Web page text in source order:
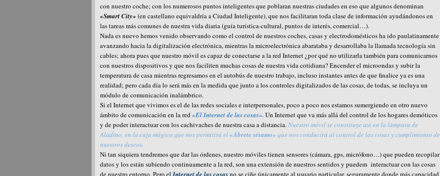
con nuestro coche; con los numerosos puntos inteligentes que poblaran nuestras ciudades en eso que algunos denominan
«Smart City» (en castellano equivaldría a Ciudad Inteligente), que nos facilitaran toda clase de información ayudándonos en
las tareas más comunes de nuestra vida diaria (guía turística-cultural, puntos de interés, comercial…).
Nada es nuevo hemos venido observando como el control de nuestros coches, casas y electrodomésticos ha ido paulatinamente
avanzando hacia la digitalización electrónica, mientras la microelectrónica abarataba y desarrollaba la llamada tecnología sin
cables; ahora pues que nuestro móvil es capaz de conectarse a la red Internet ¿por qué no utilizarla también para comunicarnos
con nuestros dispositivos y que nos faciliten muchas cosas de nuestra vida cotidiana? Encender el microondas y subir la
temperatura de casa mientras regresamos en el autobús de nuestro trabajo, incluso instantes antes de que finalice ya es una
realidad; pero cada día lo será más en la medida que junto a los controles digitalizados de las cosas, de todas, se incluya un
módulo de comunicación inalámbrico.
Si el Internet que vivimos es el de las redes sociales e interpersonales, poco a poco nos estamos sumergiendo en otro nuevo
ámbito de comunicación en la red «El Internet de las cosas». Un Internet que va más allá del control de los hogares demóticos
y de poder interactuar con los cachivaches de nuestra casa a distancia. Nuestro móvil se constituye así en la lámpara de
Aladino, en la caja mágica que nos permitirá el«Ábrete sésamo» que nos conducirá al control de las cosas y cumplimiento de
nuestros deseos.
Ni tan siquiera tendremos que dar las órdenes, nuestro móviles tienen sensores (cámara, gps, micrófono…) que pueden recopilar
datos y los están subiendo continuamente a la red, son una extensión de nuestros sentidos y puedem interactuar con las cosas
de nuestro entorno. Pero el Internet de las cosasno se ciñe únicamente al usuario particular, seguramente donde más capacidad